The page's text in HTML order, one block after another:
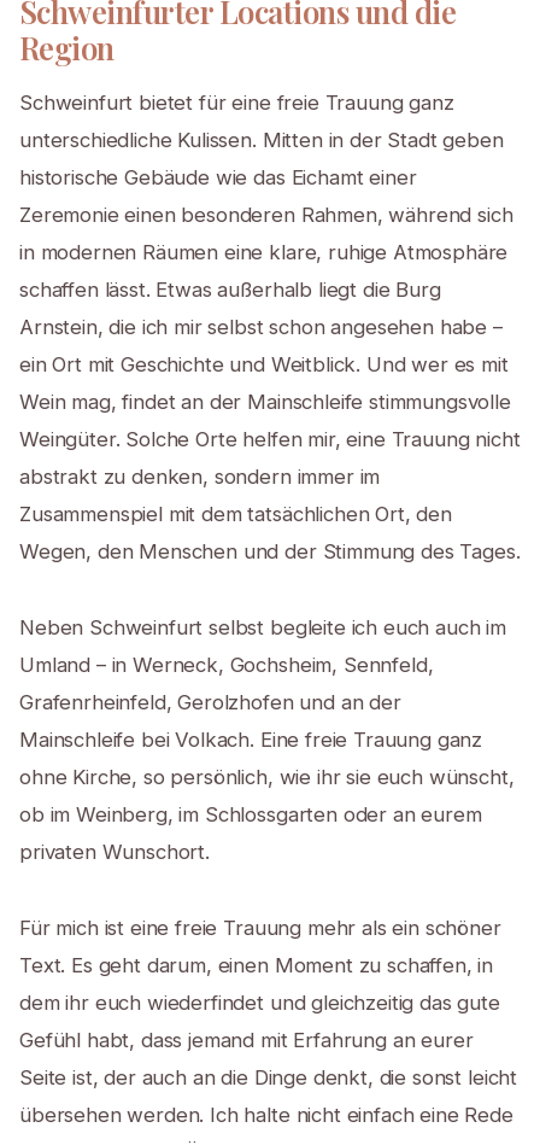
Schweinfurter Locations und die
Region
Schweinfurt bietet für eine freie Trauung ganz
unterschiedliche Kulissen. Mitten in der Stadt geben
historische Gebäude wie das Eichamt einer
Zeremonie einen besonderen Rahmen, während sich
in modernen Räumen eine klare, ruhige Atmosphäre
schaffen lässt. Etwas außerhalb liegt die Burg
Arnstein, die ich mir selbst schon angesehen habe –
ein Ort mit Geschichte und Weitblick. Und wer es mit
Wein mag, findet an der Mainschleife stimmungsvolle
Weingüter. Solche Orte helfen mir, eine Trauung nicht
abstrakt zu denken, sondern immer im
Zusammenspiel mit dem tatsächlichen Ort, den
Wegen, den Menschen und der Stimmung des Tages.
Neben Schweinfurt selbst begleite ich euch auch im
Umland – in Werneck, Gochsheim, Sennfeld,
Grafenrheinfeld, Gerolzhofen und an der
Mainschleife bei Volkach. Eine freie Trauung ganz
ohne Kirche, so persönlich, wie ihr sie euch wünscht,
ob im Weinberg, im Schlossgarten oder an eurem
privaten Wunschort.
Für mich ist eine freie Trauung mehr als ein schöner
Text. Es geht darum, einen Moment zu schaffen, in
dem ihr euch wiederfindet und gleichzeitig das gute
Gefühl habt, dass jemand mit Erfahrung an eurer
Seite ist, der auch an die Dinge denkt, die sonst leicht
übersehen werden. Ich halte nicht einfach eine Rede